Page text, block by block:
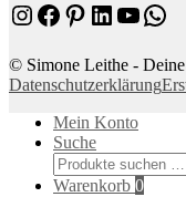
Instagram
Facebook
Pinterest
LinkedIn
© Simone Leithe -
Datenschutzerklärung
Mein Konto
Suche
Suchen
nach:
Warenkorb 0